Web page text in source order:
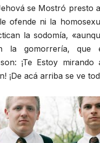
se Mostró presto
ofende ni la
la sodomía,
la gomorrería, que
¡Te Estoy mirando
¡De acá arriba se ve